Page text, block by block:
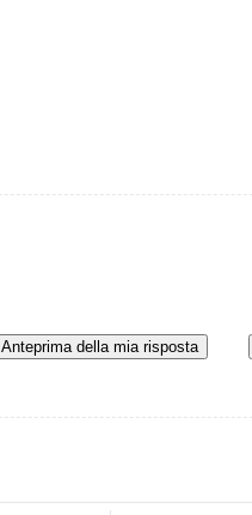
Anteprima della mia risposta